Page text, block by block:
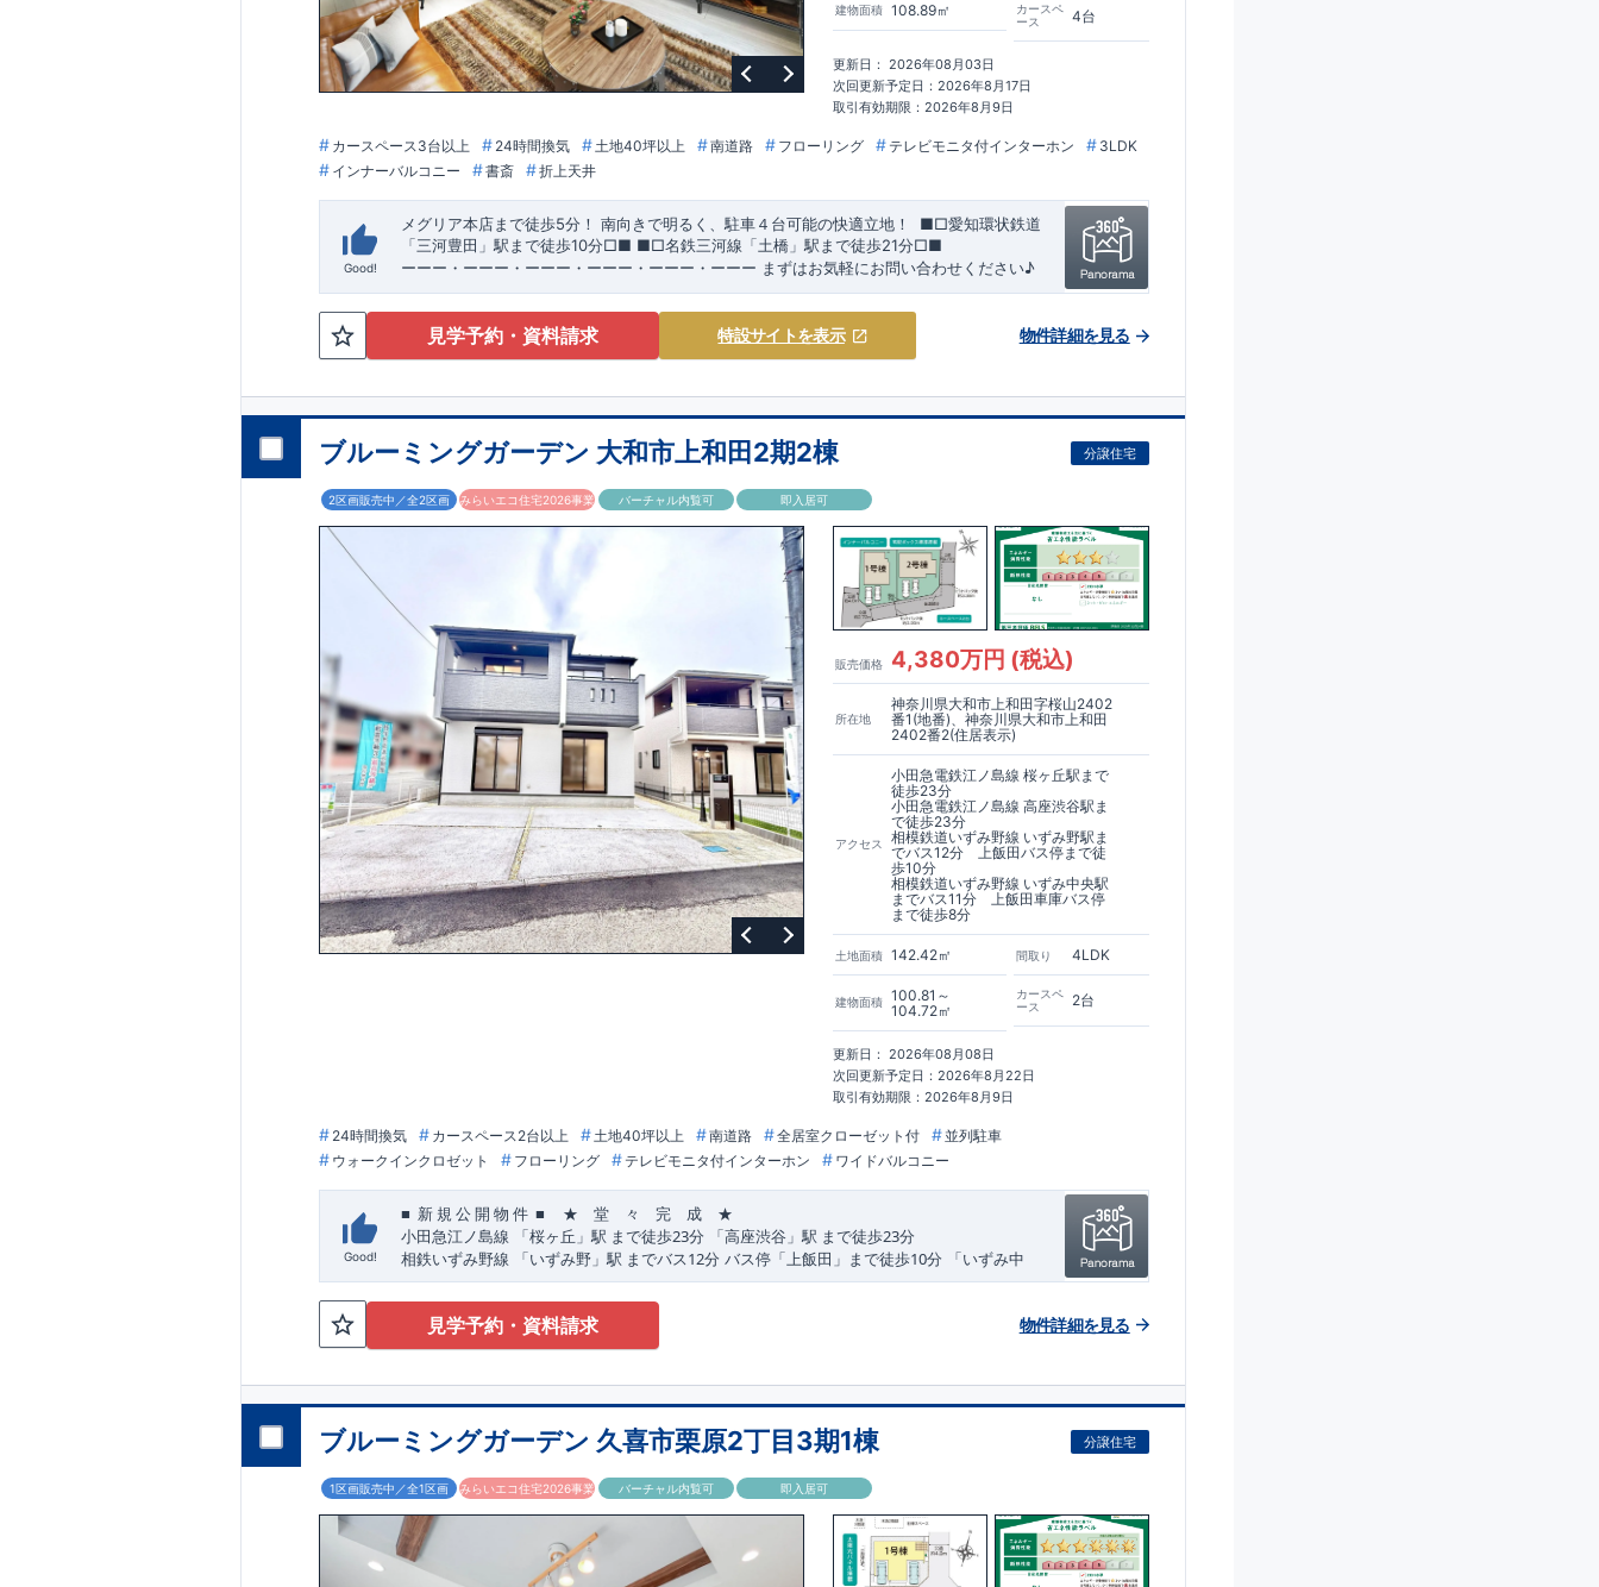
建物面積 108.89㎡
カースペ
ース
4台
更新日： 2026年08月03日
次回更新予定日：2026年8月17日
取引有効期限：2026年8月9日
カースペース3台以上 24時間換気 土地40坪以上 南道路 フローリング テレビモニタ付インターホン
3LDK
インナーバルコニー
書斎 折上天井
Good!
メグリア本店まで徒歩5分！ ​南向きで明るく、駐車４台可能の快適立地！ ■□愛知環状鉄道
「三河豊田」駅まで徒歩10分□■ ■□名鉄三河線「土橋」駅まで徒歩21分□■
ーーー・ーーー・ーーー・ーーー・ーーー・ーーー まずはお気軽にお問い合わせください♪​
完成前でもご紹介可能◇​ーーー・ーーー・ーーー・ーーー・ーーー・ーーー ​​★企画担当のお
すすめポイント★​
・キッズデザイン賞を受賞した
を採用！ ​雨・気温を気にせず過ごせるお子様や
・お友達とのおしゃべり空間に！
・混みがちな朝でも家族
・お車好きの方やお客様がよく来られる方！​ 駐車場を4台分確保（車種による）！
道路から建物まで距離があるので 通行人の視線が気にならない！
・書斎 は仕事や趣味の部屋だけでなく、 ​ ストーブや扇風機などの季節モノ、 ​ 家族の衣類
など収納スペースとしても ​ 使える便利な空間！ ​ ​・奥行のある
スマートフォンで見やすい特設サイトはこちらhttps://www.e-
blooming.com/bukken/83975016/
見学予約・資料請求 特設サイトを表示 物件詳細を見る
ブルーミングガーデン 大和市上和田2期2棟 分譲住宅
2区画販売中／全2区画 みらいエコ住宅2026事業 バーチャル内覧可 即入居可
販売価格 4,380万円 (税込)
所在地
神奈川県大和市上和田字桜山2402
番1(地番)、神奈川県大和市上和田
2402番2(住居表示)
アクセス
小田急電鉄江ノ島線 桜ヶ丘駅まで
徒歩23分
小田急電鉄江ノ島線 高座渋谷駅ま
で徒歩23分
相模鉄道いずみ野線 いずみ野駅ま
でバス12分 上飯田バス停まで徒
歩10分
相模鉄道いずみ野線 いずみ中央駅
までバス11分 上飯田車庫バス停
まで徒歩8分
土地面積 142.42㎡
建物面積
100.81～
104.72㎡
間取り 4LDK
カースペ
ース
2台
更新日： 2026年08月08日
次回更新予定日：2026年8月22日
取引有効期限：2026年8月9日
24時間換気 カースペース2台以上 土地40坪以上 南道路 全居室クローゼット付
並列駐車
ウォークインクロゼット
フローリング テレビモニタ付インターホン ワイドバルコニー
Good!
■ 新 規 公 開 物 件■ ★ 堂 々 完 成 ★
小田急江ノ島線 「桜ヶ丘」駅 まで徒歩23分 「高座渋谷」駅 まで徒歩23分
相鉄いずみ野線 「いずみ野」駅 までバス 12分 バス停「上飯田」まで徒歩10分
「いずみ中
央」駅 までバス11分​バス停「上飯田車庫」まで徒歩8分
☆おすすめポイント☆​[1],多彩な収納プラン完備
【玄関土間収納】​スーツケースやベビーカーの収納にも便利
【ウォークインクローゼット】​私服通勤でお洋服をたくさんお持ちの方や、
【床下収納】​ 【大容量シューズクローゼット】​ などの、あったら嬉しい収納完備
感じさせないビルトイン食洗器
を搭載
[4] ,インナーバルコニー
広々インナーバルコニーは天候に左右されずに利用可能♪
[5],折上げ天井 主寝室には間接照明付折上天井仕上げで
ワンランク上の空間を演出♪
暮らしに寄り添う住環境◎ ～徒歩圏内～​ ドラッグストア ​■周辺
見学予約・資料請求 物件詳細を見る
ブルーミングガーデン 久喜市栗原2丁目3期1棟 分譲住宅
1区画販売中／全1区画 みらいエコ住宅2026事業 バーチャル内覧可 即入居可